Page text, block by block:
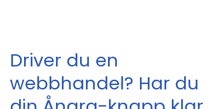
Driver du en
webbhandel? Har du